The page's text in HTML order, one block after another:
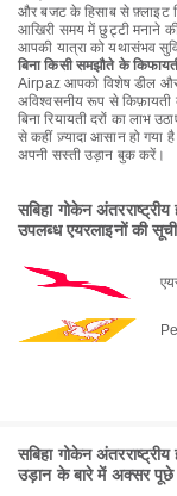
और बजट के हिसाब से फ़्लाइट
आखिरी समय में छुट्टी मनाने
आपकी यात्रा को यथासंभव
बिना किसी समझौते के
Airpaz आपको विशेष डील
अविश्वसनीय रूप से किफ़ायती
बिना रियायती दरों का लाभ
से कहीं ज़्यादा आसान हो
अपनी सस्ती उड़ान बुक करें।
सबिहा गोकेन
उपलब्ध एयरलाइनों की सूची
सबिहा गोकेन
उड़ान के बारे में अक्सर पूछे